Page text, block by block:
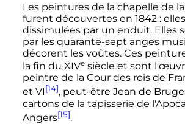
Les peintures de la chapelle de la
furent découvertes en 1842 :
dissimulées par un enduit. Elles
par les quarante-sept anges
décorent les voûtes. Ces
la fin du XIVe siècle et sont
peintre de la Cour des rois de
et VI[14], peut-être Jean de
cartons de la tapisserie de
Angers[15].